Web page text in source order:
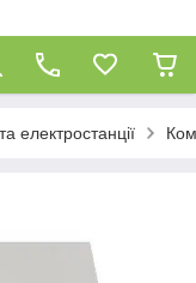
електростанції